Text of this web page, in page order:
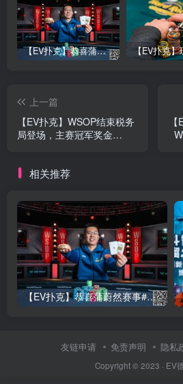
【EV扑克】恭喜蒲蔚然赛事#65夺冠，收获国人2023WSOP第六条金手链，奖金93万刀！
上一篇
【EV扑克】WSOP结束税务
局登场，主赛冠军奖金
相关推荐
【EV扑克】恭喜蒲蔚然赛事#65夺冠，收获国人2023WSOP第六条金手链，奖金93万刀！
友链申请 免责声明 隐私
Copyright © 2023 · EV